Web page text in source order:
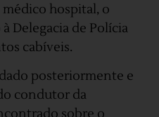
hospital, o
Delegacia de Polícia
cabíveis.
posteriormente e
condutor da